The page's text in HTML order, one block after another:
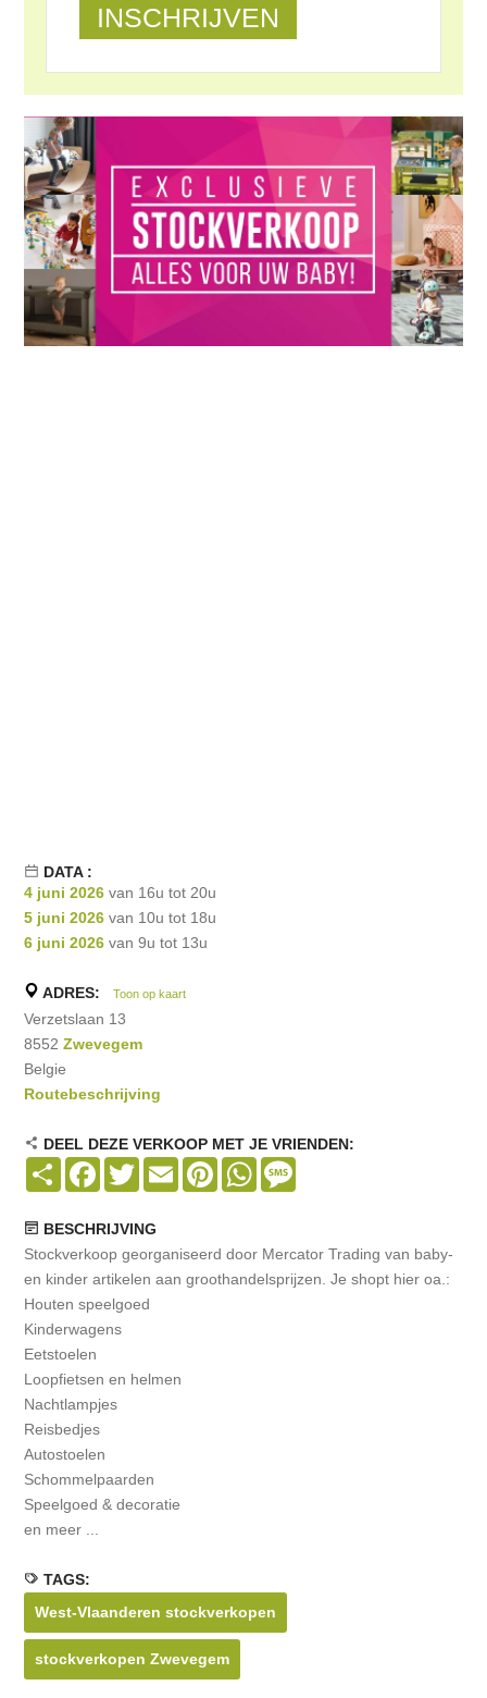
DATA :
4 juni 2026 van 16u tot 20u
5 juni 2026 van 10u tot 18u
6 juni 2026 van 9u tot 13u
ADRES: Toon op kaart
Verzetslaan 13
8552Zwevegem
Belgie
Routebeschrijving
DEEL DEZE VERKOOP MET JE VRIENDEN:
Share Facebook
TwitterEmail PinterestWhatsApp
BESCHRIJVING
Stockverkoop georganiseerd door Mercator Trading van baby-
en kinder artikelen aan groothandelsprijzen. Je shopt hier oa.:
Houten speelgoed
Kinderwagens
Eetstoelen
Loopfietsen en helmen
Nachtlampjes
Reisbedjes
Autostoelen
Schommelpaarden
Speelgoed & decoratie
en meer ...
TAGS:
West-Vlaanderen stockverkopen
stockverkopen Zwevegem